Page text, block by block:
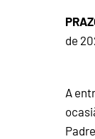
de
A